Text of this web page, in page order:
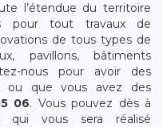
l’étendue du territoire
pour tout travaux de
de tous types de
pavillons, bâtiments
nous pour avoir des
ou que vous avez des
06. Vous pouvez dès à
qui vous sera réalisé